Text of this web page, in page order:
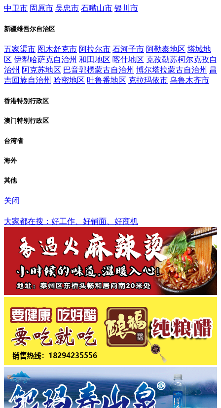
中卫市 固原市 吴忠市 石嘴山市 银川市
新疆维吾尔自治区
五家渠市 图木舒克市 阿拉尔市 石河子市 阿勒泰地区 塔城地
区 伊犁哈萨克自治州 和田地区 喀什地区 克孜勒苏柯尔克孜自
治州 阿克苏地区 巴音郭楞蒙古自治州 博尔塔拉蒙古自治州 昌
吉回族自治州 哈密地区 吐鲁番地区 克拉玛依市 乌鲁木齐市
香港特别行政区
澳门特别行政区
台湾省
海外
其他
关闭
大家都在搜：好工作、好铺面、好商机